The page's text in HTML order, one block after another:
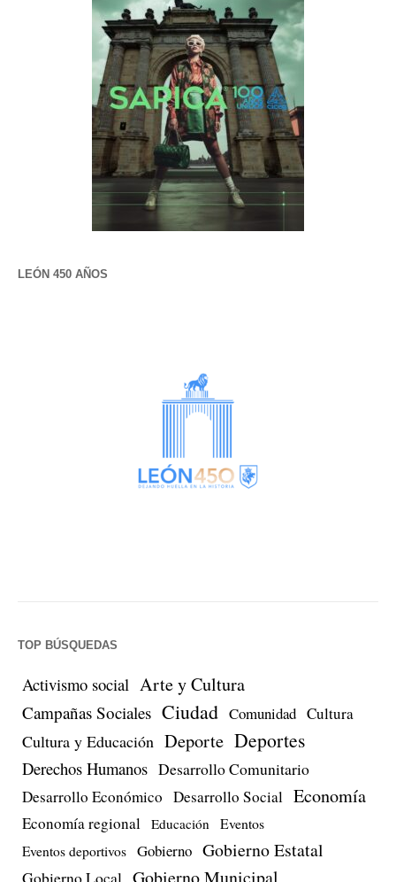
LEÓN 450 AÑOS
TOP BÚSQUEDAS
Activismo social Arte y Cultura
Campañas Sociales Ciudad Comunidad Cultura
Cultura y Educación Deporte Deportes
Derechos Humanos Desarrollo Comunitario
Desarrollo Económico Desarrollo Social Economía
Economía regional Educación Eventos
Eventos deportivos Gobierno Gobierno Estatal
Gobierno Local Gobierno Municipal